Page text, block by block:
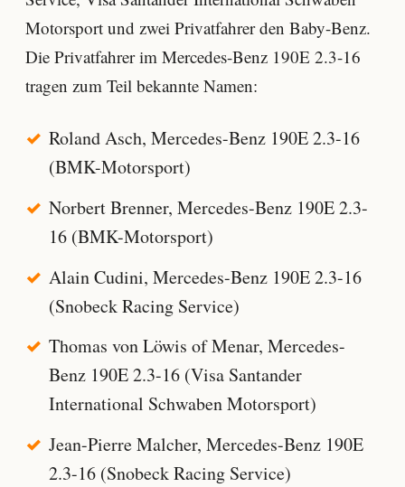
Motorsport und zwei Privatfahrer den Baby-Benz.
Die Privatfahrer im Mercedes-Benz 190E 2.3-16
tragen zum Teil bekannte Namen:
Roland Asch, Mercedes-Benz 190E 2.3-16
(BMK-Motorsport)
Norbert Brenner, Mercedes-Benz 190E 2.3-
16 (BMK-Motorsport)
Alain Cudini, Mercedes-Benz 190E 2.3-16
(Snobeck Racing Service)
Thomas von Löwis of Menar, Mercedes-
Benz 190E 2.3-16 (Visa Santander
International Schwaben Motorsport)
Jean-Pierre Malcher, Mercedes-Benz 190E
2.3-16 (Snobeck Racing Service)